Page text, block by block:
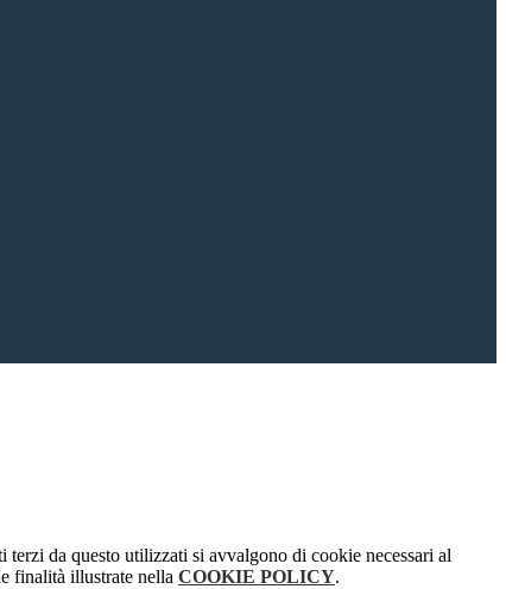
terzi da questo utilizzati si avvalgono di cookie necessari al
finalità illustrate nella COOKIE POLICY.